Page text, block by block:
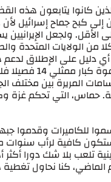
كانوا يتابعون هذه
إلى كبح جماح إسرائيل
الأقل. ولجعل
من الولايات المتحدة
دليل على الإطلاق لدعم
للإعجاب
المريرة بين مختلف
للكاميرات وقدموا
كافية لرأب سنوات
تلعب بلا شك دورا
الماضي، كنا نحاول